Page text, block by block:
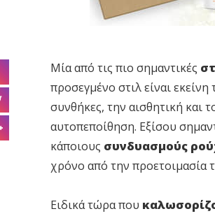
Μία από τις πιο σημαντικές
προσεγμένο στιλ είναι εκείνη
συνθήκες, την αισθητική και
αυτοπεποίθηση. Εξίσου
κάποιους συνδυασμούς
χρόνο από την προετοιμασία
Ειδικά τώρα που